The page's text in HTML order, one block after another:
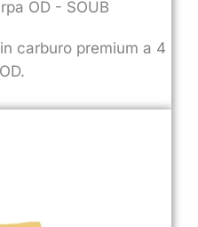
OD - SOUB
carburo premium a 4